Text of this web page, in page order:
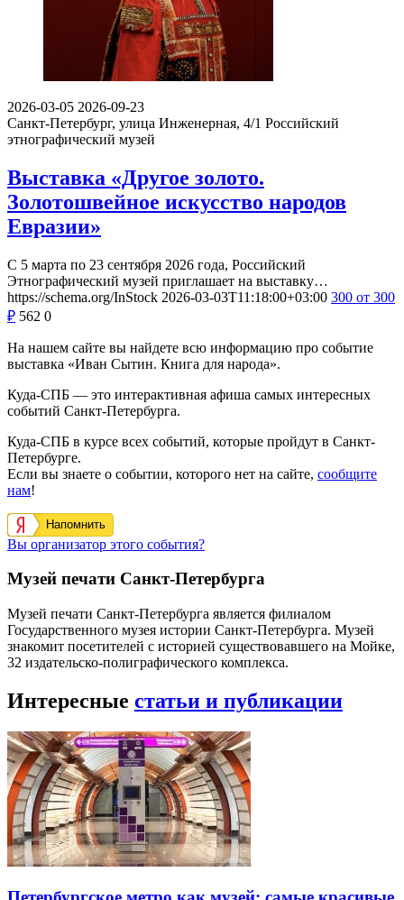
2026-03-05 2026-09-23
Санкт-Петербург, улица Инженерная, 4/1 Российский
этнографический музей
Выставка «Другое золото.
Золотошвейное искусство народов
Евразии»
С 5 марта по 23 сентября 2026 года, Российский
Этнографический музей приглашает на выставку…
https://schema.org/InStock 2026-03-03T11:18:00+03:00 300 от 300
₽ 562 0
На нашем сайте вы найдете всю информацию про событие
выставка «Иван Сытин. Книга для народа».
Куда-СПБ — это интерактивная афиша самых интересных
событий Санкт-Петербурга.
Куда-СПБ в курсе всех событий, которые пройдут в Санкт-
Петербурге.
Если вы знаете о событии, которого нет на сайте, сообщите
нам!
Напомнить
Вы организатор этого события?
Музей печати Санкт-Петербурга
Музей печати Санкт-Петербурга является филиалом
Государственного музея истории Санкт-Петербурга. Музей
знакомит посетителей с историей существовавшего на Мойке,
32 издательско-полиграфического комплекса.
Интересные статьи и публикации